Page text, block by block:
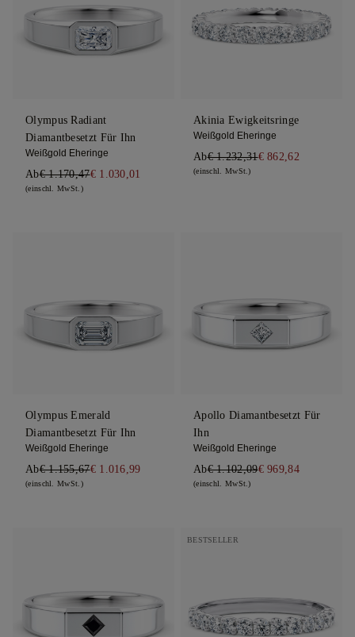
Olympus Radiant
Diamantbesetzt Für Ihn
Weißgold Eheringe
Ab€ 1.170,47€ 1.030,01
(einschl. MwSt.)
Akinia Ewigkeitsringe
Weißgold Eheringe
Ab€ 1.232,31€ 862,62
(einschl. MwSt.)
Olympus Emerald
Diamantbesetzt Für Ihn
Weißgold Eheringe
Ab€ 1.155,67€ 1.016,99
(einschl. MwSt.)
Apollo Diamantbesetzt Für
Ihn
Weißgold Eheringe
Ab€ 1.102,09€ 969,84
(einschl. MwSt.)
BESTSELLER